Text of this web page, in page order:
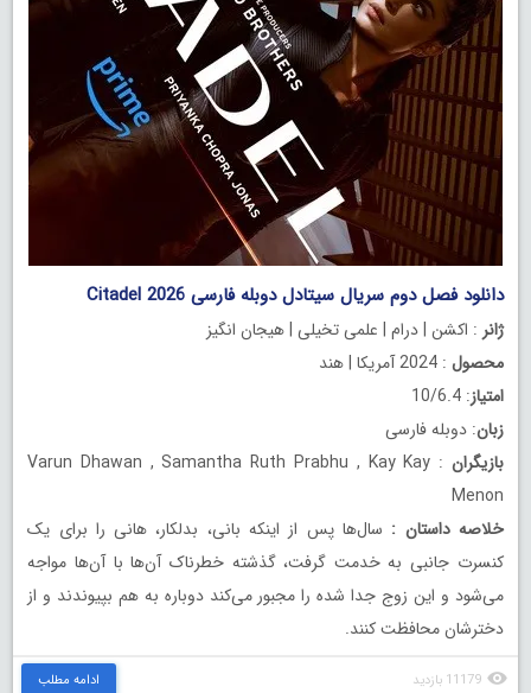
دانلود فصل دوم سریال سیتادل دوبله فارسی Citadel 2026
ژانر : اکشن | درام | علمی تخیلی | هیجان انگیز
محصول : 2024 آمریکا | هند
امتیاز: 10/6.4
زبان: دوبله فارسی
بازیگران
: Varun Dhawan , Samantha Ruth Prabhu , Kay Kay
Menon
خلاصه داستان : سال‌ها پس از اینکه بانی، بدلکار، هانی را برای یک
کنسرت جانبی به خدمت گرفت، گذشته خطرناک آن‌ها با آن‌ها مواجه
می‌شود و این زوج جدا شده را مجبور می‌کند دوباره به هم بپیوندند و از
دخترشان محافظت کنند.
11179 بازدید ادامه مطلب